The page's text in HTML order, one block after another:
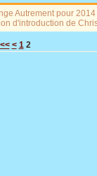
Autrement pour
d'introduction de
<< < 1 2